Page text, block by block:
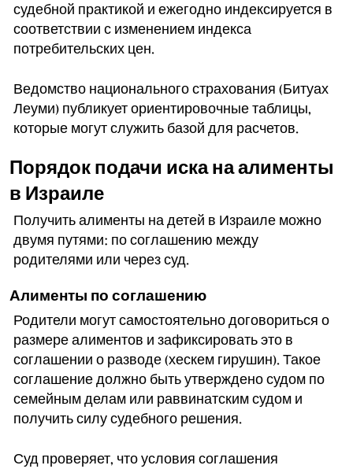
судебной практикой и ежегодно индексируется в
соответствии с изменением индекса
потребительских цен.
Ведомство национального страхования (Битуах
Леуми) публикует ориентировочные таблицы,
которые могут служить базой для расчетов.
Порядок подачи иска на алименты
в Израиле
Получить алименты на детей в Израиле можно
двумя путями: по соглашению между
родителями или через суд.
Алименты по соглашению
Родители могут самостоятельно договориться о
размере алиментов и зафиксировать это в
соглашении о разводе (хескем гирушин). Такое
соглашение должно быть утверждено судом по
семейным делам или раввинатским судом и
получить силу судебного решения.
Суд проверяет, что условия соглашения